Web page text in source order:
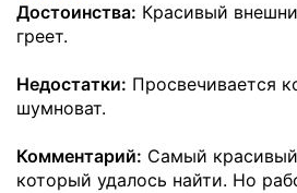
Достоинства: Красивый
греет.
Недостатки: Просвечивается
шумноват.
Комментарий: Самый
который удалось найти. Но